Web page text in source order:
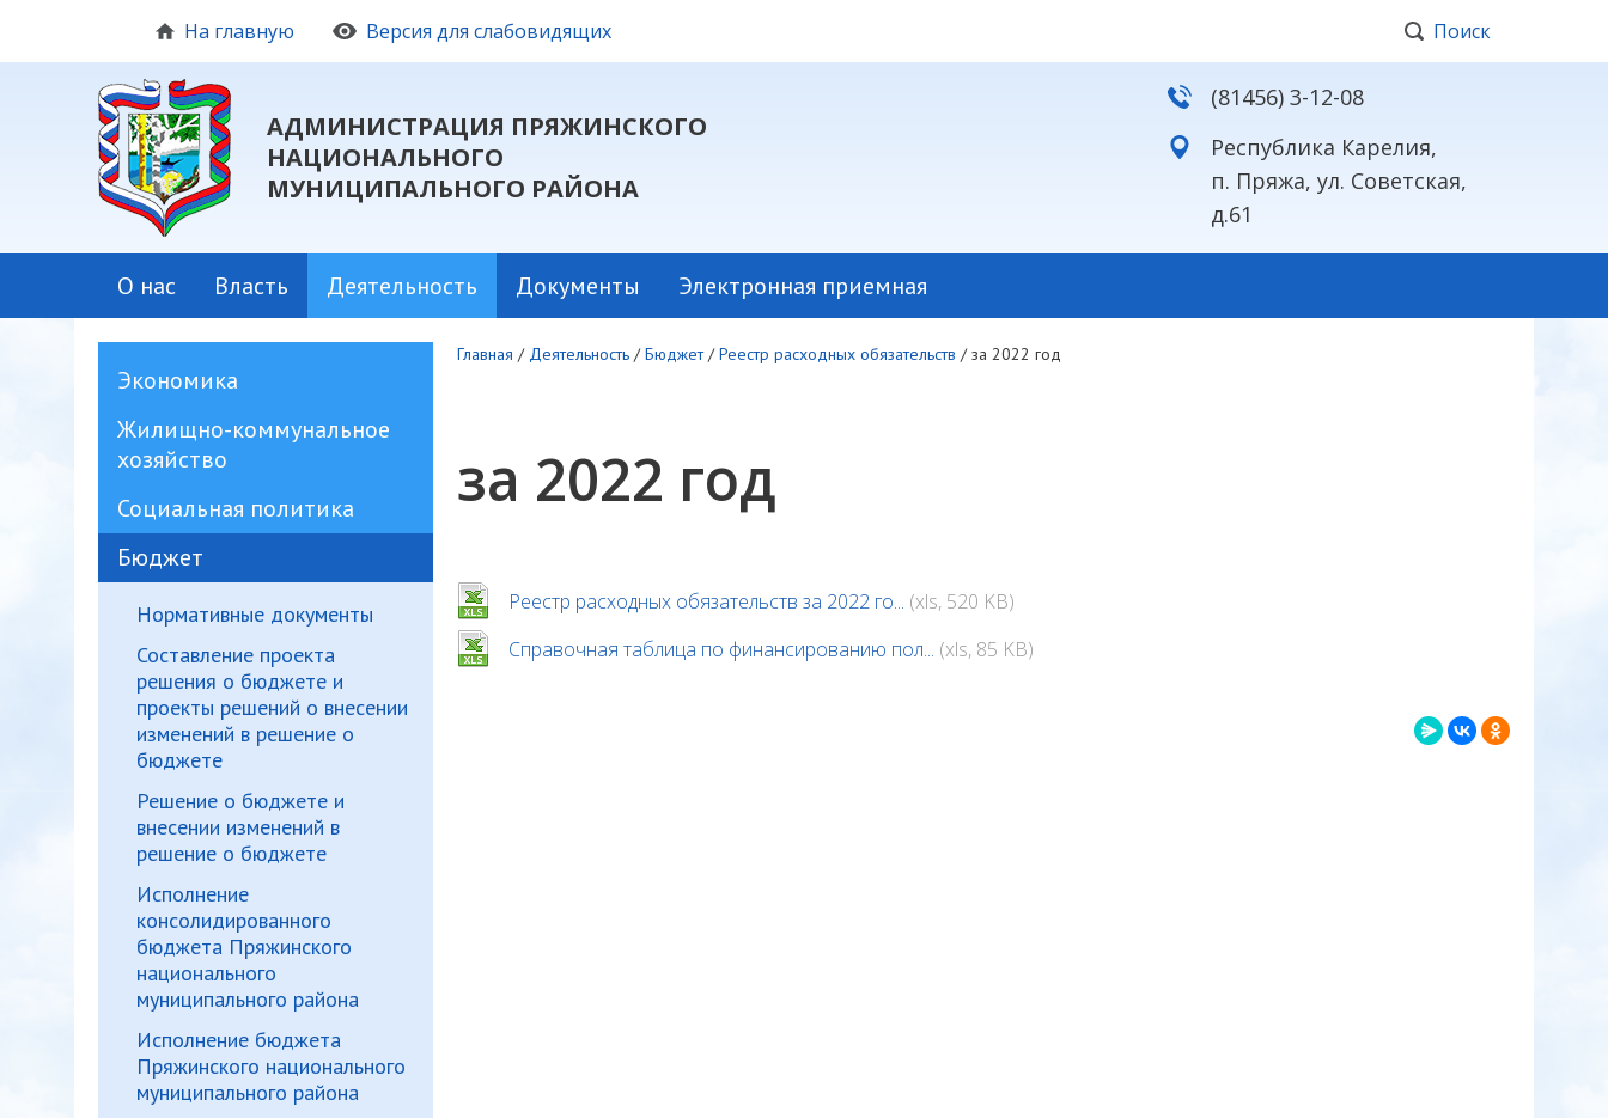
На главную Версия для слабовидящих Поиск
АДМИНИСТРАЦИЯ ПРЯЖИНСКОГО
НАЦИОНАЛЬНОГО
МУНИЦИПАЛЬНОГО РАЙОНА
(81456) 3-12-08
Республика Карелия,
п. Пряжа, ул. Советская,
д.61
О нас Власть Деятельность Документы Электронная приемная
Экономика
Жилищно-коммунальное
хозяйство
Социальная политика
Бюджет
Нормативные документы
Составление проекта
решения о бюджете и
проекты решений о внесении
изменений в решение о
бюджете
Решение о бюджете и
внесении изменений в
решение о бюджете
Исполнение
консолидированного
бюджета Пряжинского
национального
муниципального района
Исполнение бюджета
Пряжинского национального
муниципального района
Главная / Деятельность /Бюджет /Реестр расходных обязательств /за 2022 год
за 2022 год
Реестр расходных обязательств за 2022 го... (xls, 520 KB)
Справочная таблица по финансированию пол... (xls, 85 KB)